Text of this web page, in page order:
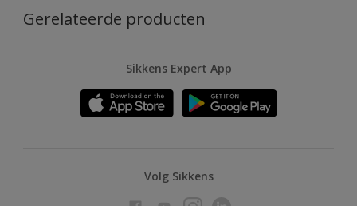
Gerelateerde producten
Sikkens Expert App
Volg Sikkens